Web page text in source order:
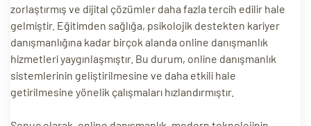
zorlaştırmış ve dijital çözümler daha fazla tercih edilir hale
gelmiştir. Eğitimden sağlığa, psikolojik destekten kariyer
danışmanlığına kadar birçok alanda online danışmanlık
hizmetleri yaygınlaşmıştır. Bu durum, online danışmanlık
sistemlerinin geliştirilmesine ve daha etkili hale
getirilmesine yönelik çalışmaları hızlandırmıştır.